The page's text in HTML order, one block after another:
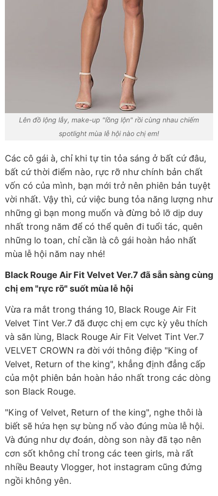
Lên đồ lộng lẫy, make-up "lồng lộn" rồi cùng nhau chiếm
spotlight mùa lễ hội nào chị em!
Các cô gái à, chỉ khi tự tin tỏa sáng ở bất cứ đâu,
bất cứ thời điểm nào, rực rỡ như chính bản chất
vốn có của mình, bạn mới trở nên phiên bản tuyệt
vời nhất. Vậy thì, cứ việc bung tỏa năng lượng như
những gì bạn mong muốn và đừng bỏ lỡ dịp duy
nhất trong năm để có thể quên đi tuổi tác, quên
những lo toan, chỉ cần là cô gái hoàn hảo nhất
mùa lễ hội năm nay nhé!
Black Rouge Air Fit Velvet Ver.7 đã sẵn sàng cùng
chị em "rực rỡ" suốt mùa lễ hội
Vừa ra mắt trong tháng 10, Black Rouge Air Fit
Velvet Tint Ver.7 đã được chị em cực kỳ yêu thích
và săn lùng, Black Rouge Air Fit Velvet Tint Ver.7
VELVET CROWN ra đời với thông điệp "King of
Velvet, Return of the king", khẳng định đẳng cấp
của một phiên bản hoàn hảo nhất trong các dòng
son Black Rouge.
"King of Velvet, Return of the king", nghe thôi là
biết sẽ hứa hẹn sự bùng nổ vào đúng mùa lễ hội.
Và đúng như dự đoán, dòng son này đã tạo nên
cơn sốt không chỉ trong các teen girls, mà rất
nhiều Beauty Vlogger, hot instagram cũng đứng
ngồi không yên.